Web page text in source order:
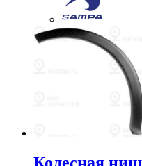
Колесная